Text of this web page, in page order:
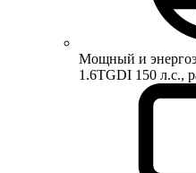
Мощный и
1.6TGDI 150 л.с.,